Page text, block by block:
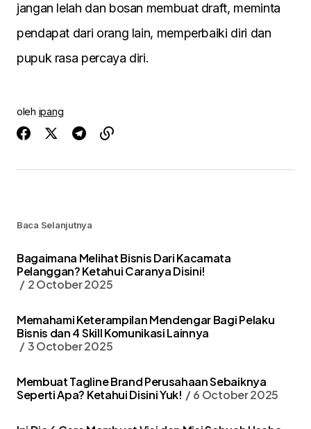
jangan lelah dan bosan membuat draft, meminta
pendapat dari orang lain, memperbaiki diri dan
pupuk rasa percaya diri.
oleh ipang
Baca Selanjutnya
Bagaimana Melihat Bisnis Dari Kacamata
Pelanggan? Ketahui Caranya Disini!
2 October 2025
Memahami Keterampilan Mendengar Bagi Pelaku
Bisnis dan 4 Skill Komunikasi Lainnya
3 October 2025
Membuat Tagline Brand Perusahaan Sebaiknya
Seperti Apa? Ketahui Disini Yuk!
6 October 2025